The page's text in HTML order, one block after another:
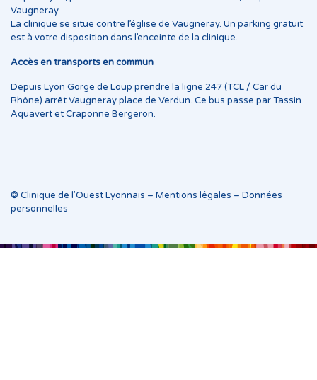
Vaugneray.
La clinique se situe contre l’église de Vaugneray. Un parking gratuit
est à votre disposition dans l’enceinte de la clinique.
Accès en transports en commun
Depuis Lyon Gorge de Loup prendre la ligne 247 (TCL / Car du
Rhône) arrêt Vaugneray place de Verdun. Ce bus passe par Tassin
Aquavert et Craponne Bergeron.
© Clinique de l’Ouest Lyonnais – Mentions légales – Données
personnelles